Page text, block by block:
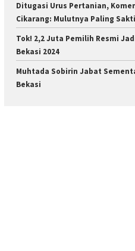
Ditugasi Urus Pertanian,
Cikarang: Mulutnya Paling
Tok! 2,2 Juta Pemilih Resmi
Bekasi 2024
Muhtada Sobirin Jabat
Bekasi